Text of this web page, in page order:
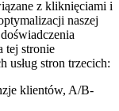
z kliknięciami i
naszej
tej stronie
usług stron trzecich:
klientów, A/B-